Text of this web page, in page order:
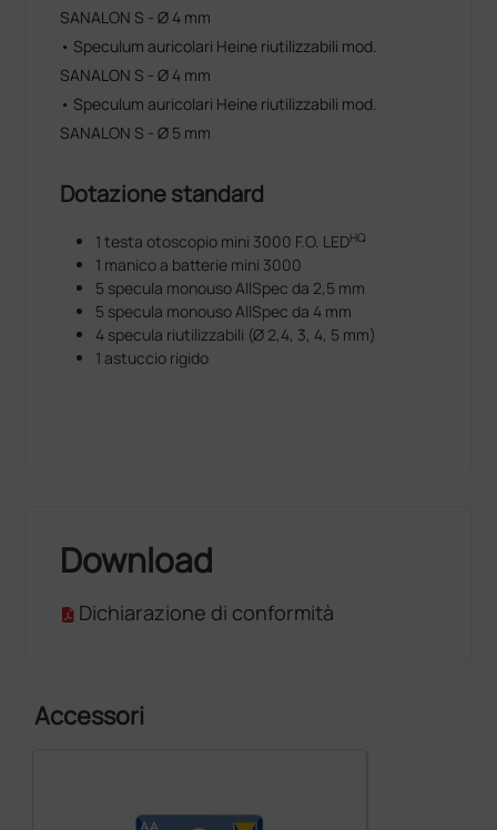
SANALON S - Ø 4 mm
• Speculum auricolari Heine riutilizzabili mod.
SANALON S - Ø 4 mm
• Speculum auricolari Heine riutilizzabili mod.
SANALON S - Ø 5 mm
Dotazione standard
1 testa otoscopio mini 3000 F.O. LEDHQ
1 manico a batterie mini 3000
5 specula monouso AllSpec da 2,5 mm
5 specula monouso AllSpec da 4 mm
4 specula riutilizzabili (Ø 2,4, 3, 4, 5 mm)
1 astuccio rigido
Download
Dichiarazione di conformità
Accessori